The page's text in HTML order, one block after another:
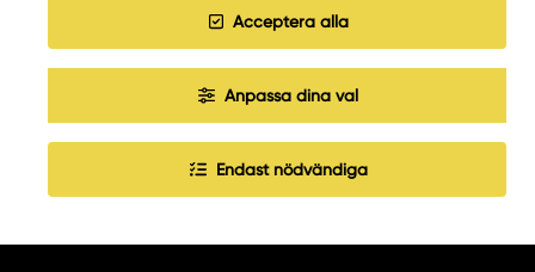
JOBBA HOS OSS
Acceptera alla
Anpassa dina val
Endast nödvändiga